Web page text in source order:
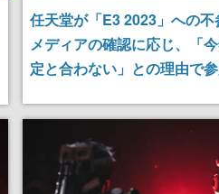
任天堂が「E3 2023」への
メディアの確認に応じ、「
定と合わない」との理由で